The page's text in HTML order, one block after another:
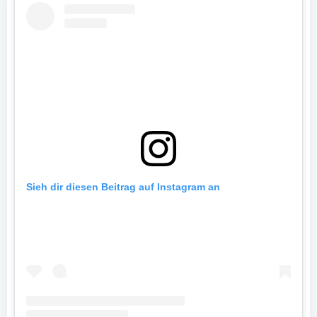
Sieh dir diesen Beitrag auf Instagram an